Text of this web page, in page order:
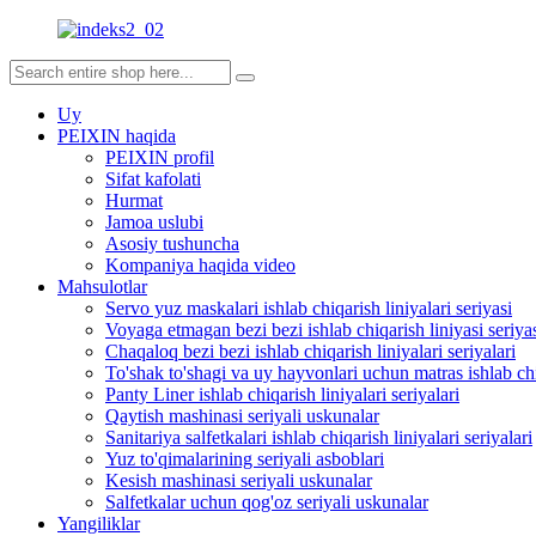
Uy
PEIXIN haqida
PEIXIN profil
Sifat kafolati
Hurmat
Jamoa uslubi
Asosiy tushuncha
Kompaniya haqida video
Mahsulotlar
Servo yuz maskalari ishlab chiqarish liniyalari seriyasi
Voyaga etmagan bezi bezi ishlab chiqarish liniyasi
Chaqaloq bezi bezi ishlab chiqarish liniyalari seriyalari
To'shak to'shagi va uy hayvonlari uchun matras ishlab
Panty Liner ishlab chiqarish liniyalari seriyalari
Qaytish mashinasi seriyali uskunalar
Sanitariya salfetkalari ishlab chiqarish liniyalari seriyalari
Yuz to'qimalarining seriyali asboblari
Kesish mashinasi seriyali uskunalar
Salfetkalar uchun qog'oz seriyali uskunalar
Yangiliklar